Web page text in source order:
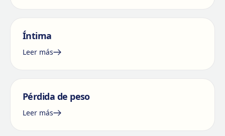
Íntima
Leer más
Pérdida de peso
Leer más